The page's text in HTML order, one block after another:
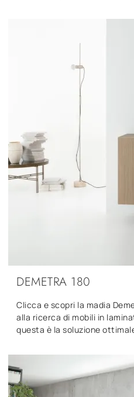
DEMETRA 180
Clicca e scopri la madia
alla ricerca di mobili in
questa è la soluzione